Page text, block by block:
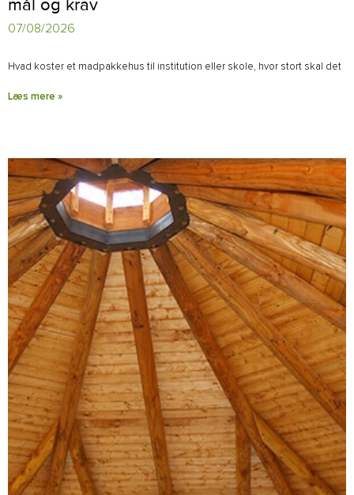
mål og krav
07/08/2026
Hvad koster et madpakkehus til institution eller skole, hvor stort skal det
Læs mere »